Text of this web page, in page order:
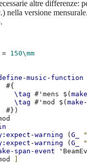
altre differenze:
nella versione
.
= 150\mm
music-function
#{
\tag
# 'mens $(
\tag
# 'mod $(
#})
warning (G_
warning (G_
span-event